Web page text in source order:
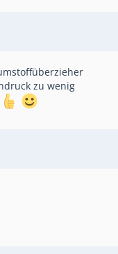
zu wenig